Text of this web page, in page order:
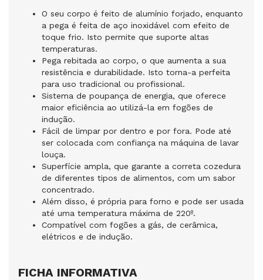
O seu corpo é feito de alumínio forjado, enquanto
a pega é feita de aço inoxidável com efeito de
toque frio. Isto permite que suporte altas
temperaturas.
Pega rebitada ao corpo, o que aumenta a sua
resistência e durabilidade. Isto torna-a perfeita
para uso tradicional ou profissional.
Sistema de poupança de energia, que oferece
maior eficiência ao utilizá-la em fogões de
indução.
Fácil de limpar por dentro e por fora. Pode até
ser colocada com confiança na máquina de lavar
louça.
Superfície ampla, que garante a correta cozedura
de diferentes tipos de alimentos, com um sabor
concentrado.
Além disso, é própria para forno e pode ser usada
até uma temperatura máxima de 220º.
Compatível com fogões a gás, de cerâmica,
elétricos e de indução.
FICHA INFORMATIVA